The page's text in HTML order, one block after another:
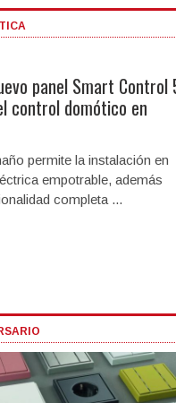
panel Smart Control
control domótico en
permite la instalación en
empotrable, además
completa ...